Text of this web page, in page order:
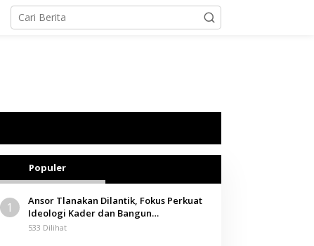
Populer
1
Ansor Tlanakan Dilantik, Fokus Perkuat
Ideologi Kader dan Bangun
Kemandirian Ekonomi
533 Dilihat